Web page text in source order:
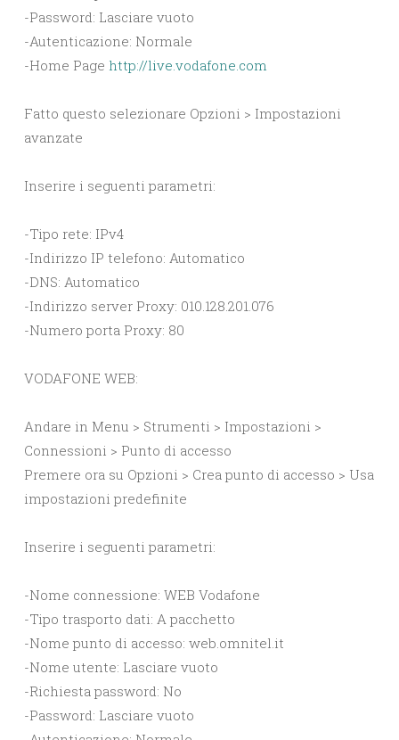
-Password: Lasciare vuoto
-Autenticazione: Normale
-Home Page http://live.vodafone.com
Fatto questo selezionare Opzioni > Impostazioni
avanzate
Inserire i seguenti parametri:
-Tipo rete: IPv4
-Indirizzo IP telefono: Automatico
-DNS: Automatico
-Indirizzo server Proxy: 010.128.201.076
-Numero porta Proxy: 80
VODAFONE WEB:
Andare in Menu > Strumenti > Impostazioni >
Connessioni > Punto di accesso
Premere ora su Opzioni > Crea punto di accesso > Usa
impostazioni predefinite
Inserire i seguenti parametri:
-Nome connessione: WEB Vodafone
-Tipo trasporto dati: A pacchetto
-Nome punto di accesso: web.omnitel.it
-Nome utente: Lasciare vuoto
-Richiesta password: No
-Password: Lasciare vuoto